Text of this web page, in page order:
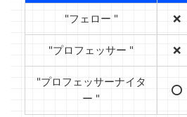
"フェロー " ❌
"プロフェッサー " ❌
"プロフェッサーナイタ
ー "
⭕️